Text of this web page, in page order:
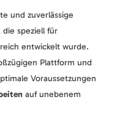
und zuverlässige
die speziell für
entwickelt wurde.
Plattform und
Voraussetzungen
auf unebenem